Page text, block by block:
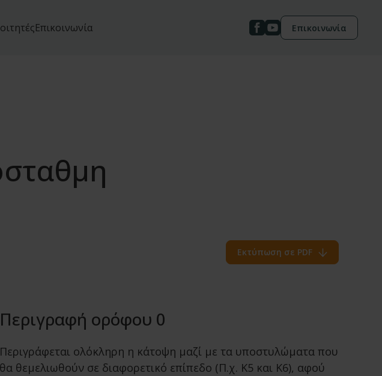
Επικοινωνία Επικοινωνία
Εκτύπωση σε PDF
Περιγραφή ορόφου 0
Περιγράφεται ολόκληρη η κάτοψη μαζί με τα υποστυλώματα που
θα θεμελιωθούν σε διαφορετικό επίπεδο (Π.χ. Κ5 και Κ6), αφού